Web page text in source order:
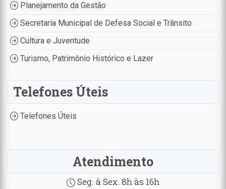
Planejamento da Gestão
Secretaria Municipal de Defesa Social e Trânsito
Cultura e Juventude
Turismo, Patrimônio Histórico e Lazer
Telefones Úteis
Telefones Úteis
Atendimento
Seg. à Sex. 8h às 16h